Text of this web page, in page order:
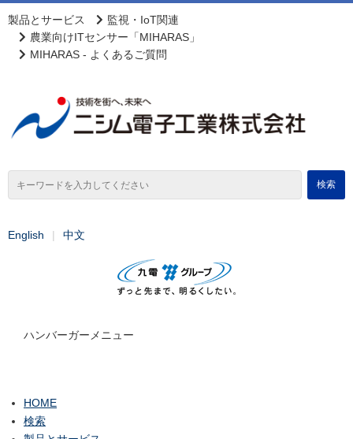
製品とサービス
監視・IoT関連
農業向けITセンサー「MIHARAS」
MIHARAS - よくあるご質問
English 中文
ハンバーガーメニュー
HOME
検索